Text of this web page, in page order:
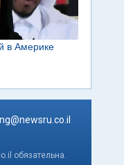
обязательна.